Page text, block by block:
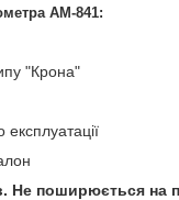
AM-841:
"Крона"
експлуатації
Не поширюється на